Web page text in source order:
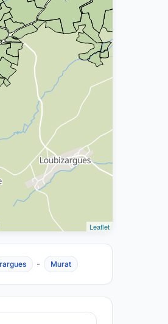
Leaflet
- Murat